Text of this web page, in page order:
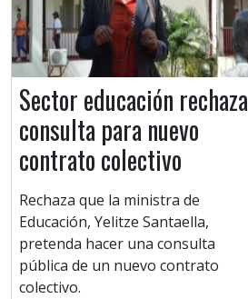
Sector educación rechaza
consulta para nuevo
contrato colectivo
Rechaza que la ministra de
Educación, Yelitze Santaella,
pretenda hacer una consulta
pública de un nuevo contrato
colectivo.